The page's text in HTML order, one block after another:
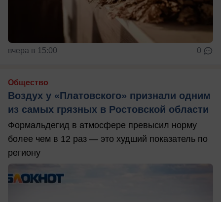
вчера в 15:00 0
Общество
Воздух у «Платовского» признали одним
из самых грязных в Ростовской области
Формальдегид в атмосфере превысил норму
более чем в 12 раз — это худший показатель по
региону